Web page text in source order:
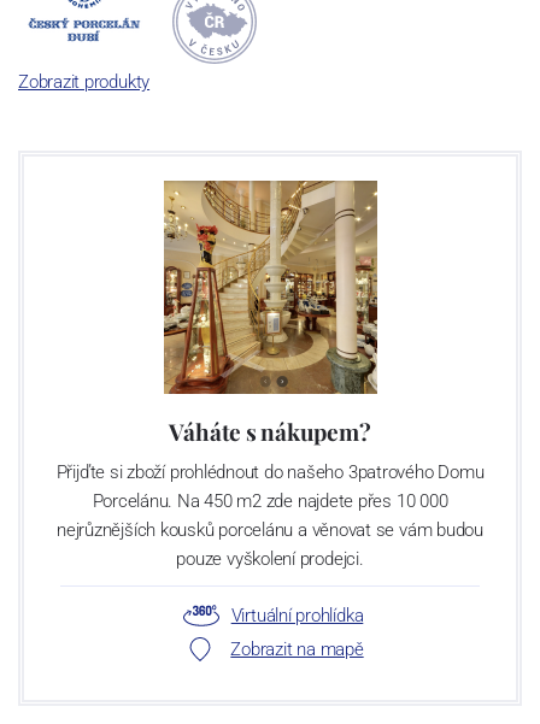
jsou garantovány Asociací sklářského a keramického průmyslu
České republiky jako „Český výrobek
Zobrazit produkty
Váháte s nákupem?
Přijďte si zboží prohlédnout do našeho 3patrového Domu
Porcelánu. Na 450 m2 zde najdete přes 10 000
nejrůznějších kousků porcelánu a věnovat se vám budou
pouze vyškolení prodejci.
Virtuální prohlídka
Zobrazit na mapě